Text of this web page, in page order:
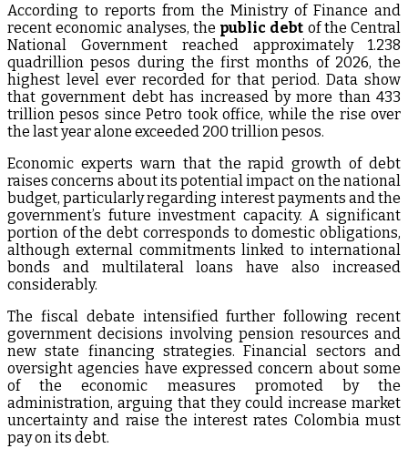
According to reports from the Ministry of Finance and
recent economic analyses, the public debt of the Central
National Government reached approximately 1.238
quadrillion pesos during the first months of 2026, the
highest level ever recorded for that period. Data show
that government debt has increased by more than 433
trillion pesos since Petro took office, while the rise over
the last year alone exceeded 200 trillion pesos.
Economic experts warn that the rapid growth of debt
raises concerns about its potential impact on the national
budget, particularly regarding interest payments and the
government’s future investment capacity. A significant
portion of the debt corresponds to domestic obligations,
although external commitments linked to international
bonds and multilateral loans have also increased
considerably.
The fiscal debate intensified further following recent
government decisions involving pension resources and
new state financing strategies. Financial sectors and
oversight agencies have expressed concern about some
of the economic measures promoted by the
administration, arguing that they could increase market
uncertainty and raise the interest rates Colombia must
pay on its debt.